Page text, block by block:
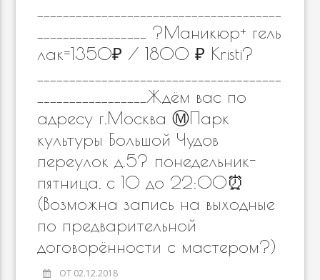
_________________ ?Маникюр+ гель
лак=1350₽ / 1800 ₽ Kristi?
_________________Ждём вас по
адресу г.Москва Ⓜ️Парк
культуры Большой Чудов
переулок д.5? понедельник-
пятница, с 10 до 22:00⏰
(Возможна запись на выходные
по предварительной
договорённости с мастером?)
ОТ 02.12.2018